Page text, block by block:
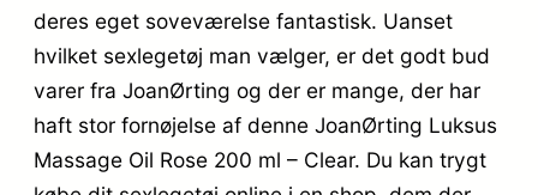
deres eget soveværelse fantastisk. Uanset
hvilket sexlegetøj man vælger, er det godt bud
varer fra JoanØrting og der er mange, der har
haft stor fornøjelse af denne JoanØrting Luksus
Massage Oil Rose 200 ml – Clear. Du kan trygt